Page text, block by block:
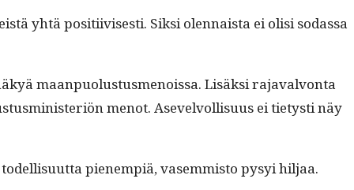
yhtä posi­ti­ivis­es­ti. Sik­si olen­naista ei olisi sodas­sa
maan­puo­lus­tus­menois­sa. Lisäk­si rajavalvon­ta
menot. Asevelvol­lisu­us ei tietysti näy
pienem­piä, vasem­mis­to pysyi hiljaa.